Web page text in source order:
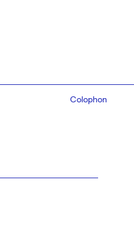
Colophon
Design:Marcel